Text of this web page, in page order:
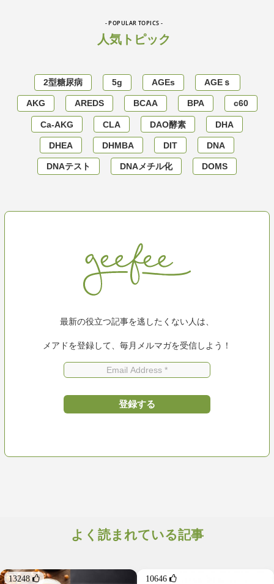
- POPULAR TOPICS -
人気トピック
2型糖尿病 5g AGEs AGEｓ
AKG AREDS BCAA BPA c60
Ca-AKG CLA DAO酵素 DHA
DHEA DHMBA DIT DNA
DNAテスト DNAメチル化 DOMS
最新の役立つ記事を逃したくない人は、
メアドを登録して、毎月メルマガを受信しよう！
よく読まれている記事
13248  10646 